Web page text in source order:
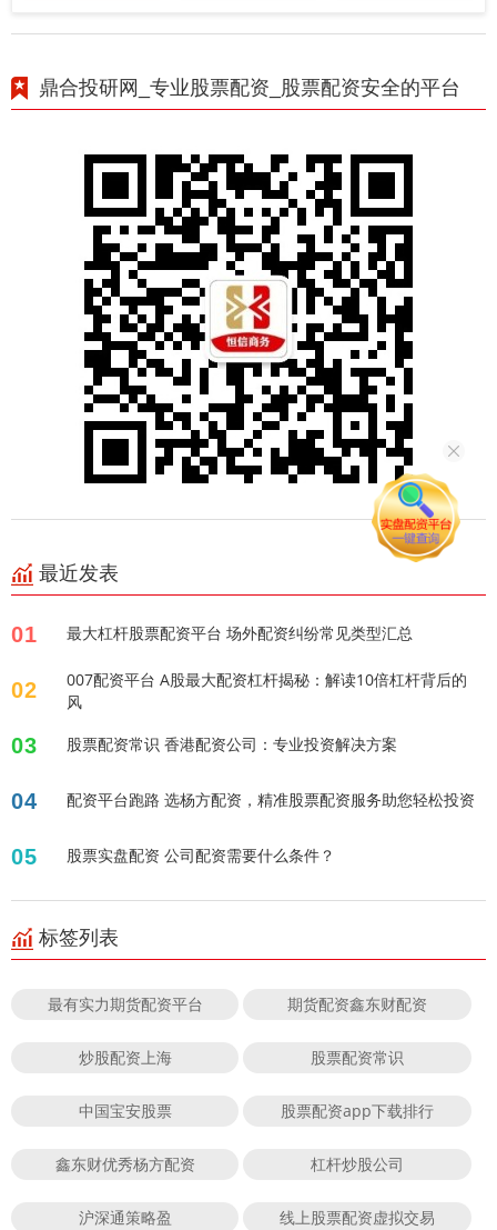
鼎合投研网_专业股票配资_股票配资安全的平台
最近发表
01 最大杠杆股票配资平台 场外配资纠纷常见类型汇总
02
007配资平台 A股最大配资杠杆揭秘：解读10倍杠杆背后的
风
03 股票配资常识 香港配资公司：专业投资解决方案
04 配资平台跑路 选杨方配资，精准股票配资服务助您轻松投资
05 股票实盘配资 公司配资需要什么条件？
标签列表
最有实力期货配资平台 期货配资鑫东财配资
炒股配资上海 股票配资常识
中国宝安股票 股票配资app下载排行
鑫东财优秀杨方配资 杠杆炒股公司
沪深通策略盈 线上股票配资虚拟交易